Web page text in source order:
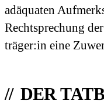
adäquaten
Rechtsprechung
träger:in eine
DER